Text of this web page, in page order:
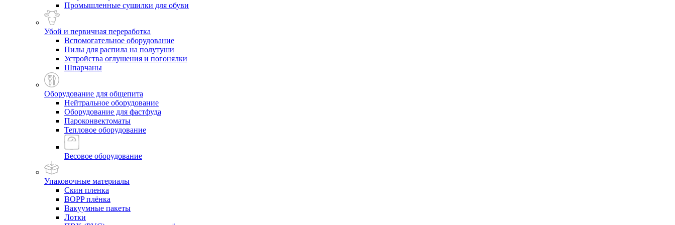
Промышленные сушилки для обуви
Убой и первичная переработка
Вспомогательное оборудование
Пилы для распила на полутуши
Устройства оглушения и погонялки
Шпарчаны
Оборудование для общепита
Нейтральное оборудование
Оборудование для фастфуда
Пароконвектоматы
Тепловое оборудование
Весовое оборудование
Упаковочные материалы
Скин пленка
BOPP плёнка
Вакуумные пакеты
Лотки